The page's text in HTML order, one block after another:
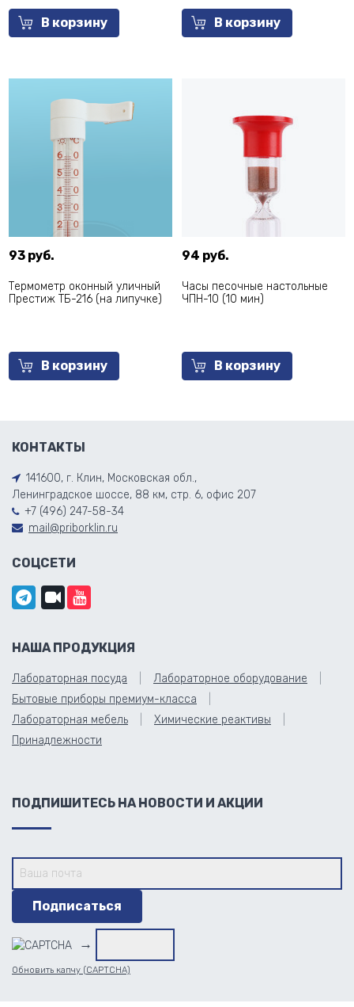
В корзину В корзину
93 руб.
Термометр оконный уличный
Престиж ТБ-216 (на липучке)
В корзину
94 руб.
Часы песочные настольные
ЧПН-10 (10 мин)
В корзину
КОНТАКТЫ
141600, г. Клин, Московская обл.,
Ленинградское шоссе, 88 км, стр. 6, офис 207
+7 (496) 247-58-34
mail@priborklin.ru
СОЦСЕТИ
НАША ПРОДУКЦИЯ
Лабораторная посуда
Лабораторное оборудование
Бытовые приборы премиум-класса
Лабораторная мебель
Химические реактивы
Принадлежности
ПОДПИШИТЕСЬ НА НОВОСТИ И АКЦИИ
→
Обновить капчу (CAPTCHA)